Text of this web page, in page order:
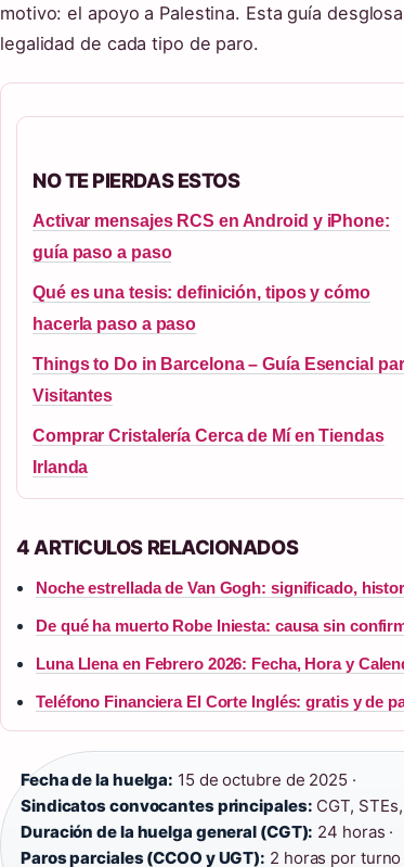
motivo: el apoyo a Palestina. Esta guía
legalidad de cada tipo de paro.
NO TE PIERDAS ESTOS
Activar mensajes RCS en Android y iPhone:
guía paso a paso
Qué es una tesis: definición, tipos y cómo
hacerla paso a paso
Things to Do in Barcelona – Guía Esencial
Visitantes
Comprar Cristalería Cerca de Mí en Tiendas
Irlanda
4 ARTICULOS RELACIONADOS
Noche estrellada de Van Gogh: significado,
De qué ha muerto Robe Iniesta: causa sin
Luna Llena en Febrero 2026: Fecha, Hora y
Teléfono Financiera El Corte Inglés: gratis y de
Fecha de la huelga: 15 de octubre de 2025 ·
Sindicatos convocantes principales: CGT,
Duración de la huelga general (CGT): 24 horas ·
Paros parciales (CCOO y UGT): 2 horas por turno